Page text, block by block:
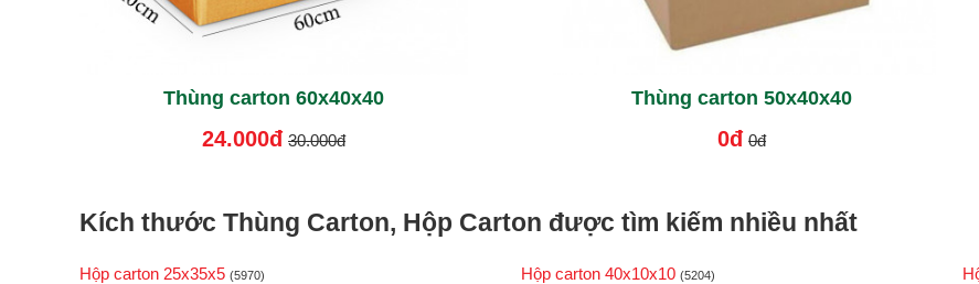
Thùng carton 60x40x40
24.000đ 30.000đ
Thùng carton 50x40x40
0đ 0đ
Kích thước Thùng Carton, Hộp Carton được tìm kiếm nhiều nhất
Hộp carton 25x35x5 (5970) Hộp carton 40x10x10 (5204)